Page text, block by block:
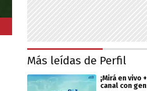
Más leídas de Perfil
¡Mirá en vivo
canal con